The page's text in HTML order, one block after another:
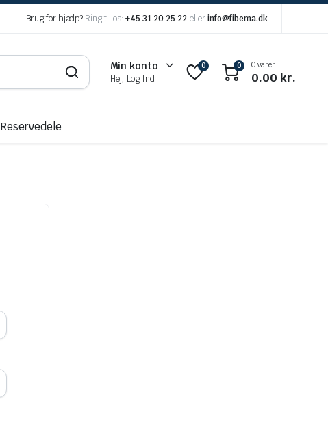
Brug for hjælp? Ring til os: +45 31 20 25 22 eller info@fibema.dk
Min konto
Hej, Log Ind
0 0 0 varer
0.00 kr.
Reservedele